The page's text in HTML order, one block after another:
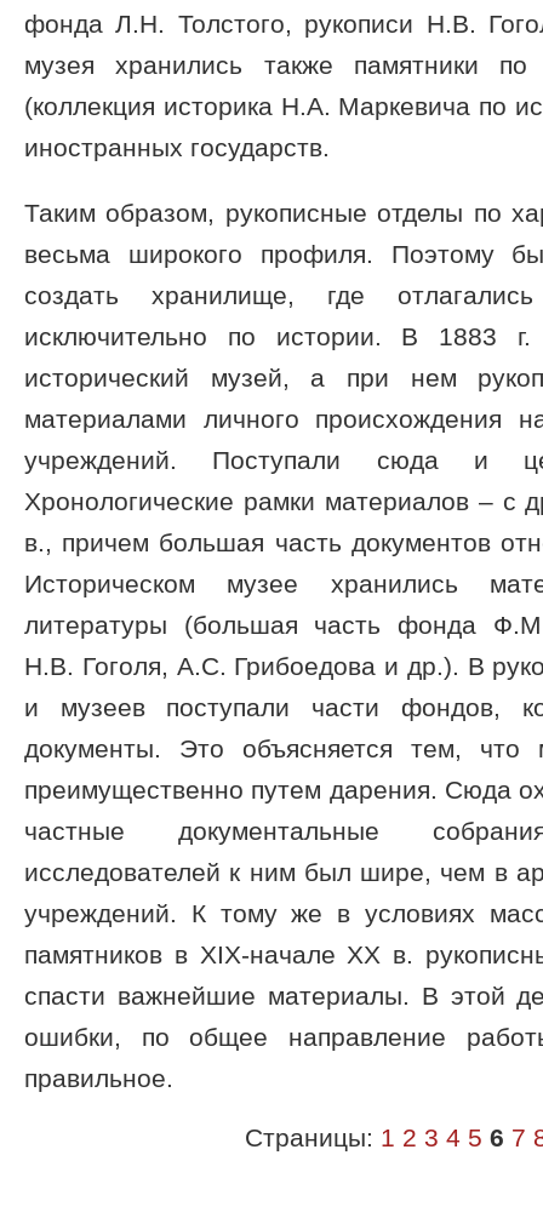
фонда Л.Н. Толстого, рукописи Н.В.
музея хранились также памятники
(коллекция историка Н.А. Маркевича по
иностранных государств.
Таким образом, рукописные отделы по
весьма широкого профиля. Поэтому
создать хранилище, где
исключительно по истории. В 1883
исторический музей, а при нем
материалами личного происхождения
учреждений. Поступали сюда и
Хронологические рамки материалов – с
в., причем большая часть документов
Историческом музее хранились
литературы (большая часть фонда Ф.М.
Н.В. Гоголя, А.С. Грибоедова и др.). В
и музеев поступали части фондов,
документы. Это объясняется тем, что
преимущественно путем дарения. Сюда
частные документальные
исследователей к ним был шире, чем в
учреждений. К тому же в условиях
памятников в XIX-начале XX в.
спасти важнейшие материалы. В этой
ошибки, по общее направление
правильное.
Страницы: 1 2 3 4 5 6 7